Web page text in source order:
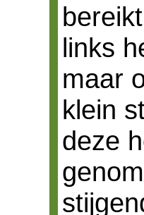
links
maar
klein
deze